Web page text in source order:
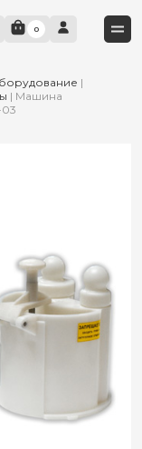
0
|
| Машина